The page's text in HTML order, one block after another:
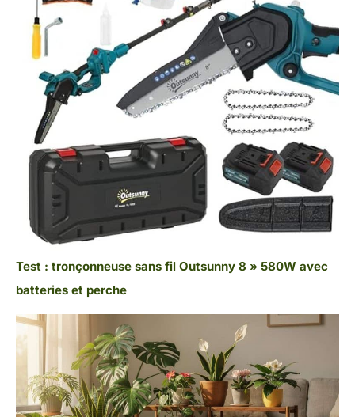
Test : tronçonneuse sans fil Outsunny 8 » 580W avec
batteries et perche